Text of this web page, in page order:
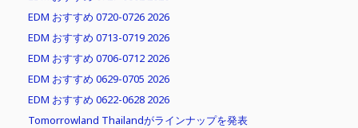
EDM おすすめ 0720-0726 2026
EDM おすすめ 0713-0719 2026
EDM おすすめ 0706-0712 2026
EDM おすすめ 0629-0705 2026
EDM おすすめ 0622-0628 2026
Tomorrowland Thailandがラインナップを発表